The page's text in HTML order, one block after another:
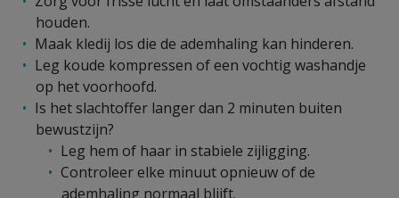
houden.
Maak kledij los die de ademhaling kan hinderen.
Leg koude kompressen of een vochtig washandje
op het voorhoofd.
Is het slachtoffer langer dan 2 minuten buiten
bewustzijn?
Leg hem of haar in stabiele zijligging.
Controleer elke minuut opnieuw of de
ademhaling normaal blijft.